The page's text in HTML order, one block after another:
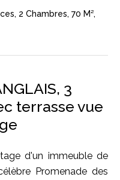
2 Chambres, 70 M²,
3
terrasse vue
d'un immeuble de
Promenade des